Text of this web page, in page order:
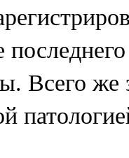
Всего же